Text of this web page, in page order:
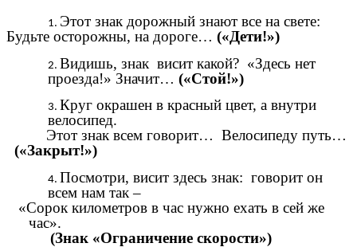
Этот знак дорожный знают все на свете:
Будьте осторожны, на дороге… («Дети!»)
Видишь, знак висит какой? «Здесь нет
проезда!» Значит…(«Стой!»)
Круг окрашен в красный цвет, а внутри
велосипед.
Этот знак всем говорит… Велосипеду путь…
(«Закрыт!»)
Посмотри, висит здесь знак: говорит он
всем нам так –
«Сорок километров в час нужно ехать в сей же
час».
(Знак «Ограничение скорости»)